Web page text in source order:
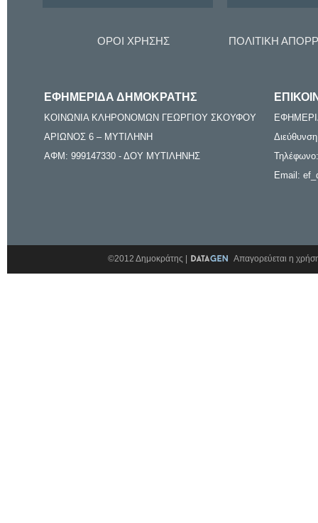
ΟΡΟΙ ΧΡΗΣΗΣ ΠΟΛΙΤΙΚΗ
ΕΦΗΜΕΡΙΔΑ ΔΗΜΟΚΡΑΤΗΣ
ΚΟΙΝΩΝΙΑ ΚΛΗΡΟΝΟΜΩΝ ΓΕΩΡΓΙΟΥ ΣΚΟΥΦΟΥ
ΑΡΙΩΝΟΣ 6 – ΜΥΤΙΛΗΝΗ
ΑΦΜ: 999147330 - ΔΟΥ ΜΥΤΙΛΗΝΗΣ
Email:
©2012 Δημοκράτης | Απαγορεύεται η